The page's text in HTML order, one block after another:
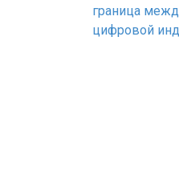
граница
цифровой